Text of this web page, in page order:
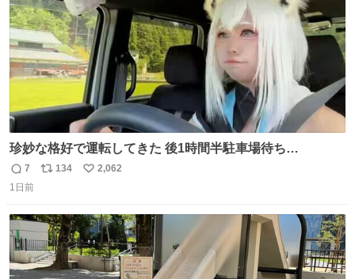
珍妙な格好で運転してきた 後1時間半駐車場待ち…
返
信
7
リ
ト
数
134
い
数
2,062
1日前